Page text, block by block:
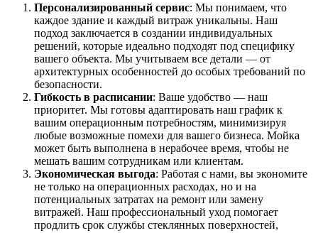
Персонализированный сервис: Мы понимаем, что
каждое здание и каждый витраж уникальны. Наш
подход заключается в создании индивидуальных
решений, которые идеально подходят под специфику
вашего объекта. Мы учитываем все детали — от
архитектурных особенностей до особых требований по
безопасности.
Гибкость в расписании: Ваше удобство — наш
приоритет. Мы готовы адаптировать наш график к
вашим операционным потребностям, минимизируя
любые возможные помехи для вашего бизнеса. Мойка
может быть выполнена в нерабочее время, чтобы не
мешать вашим сотрудникам или клиентам.
Экономическая выгода: Работая с нами, вы экономите
не только на операционных расходах, но и на
потенциальных затратах на ремонт или замену
витражей. Наш профессиональный уход помогает
продлить срок службы стеклянных поверхностей,